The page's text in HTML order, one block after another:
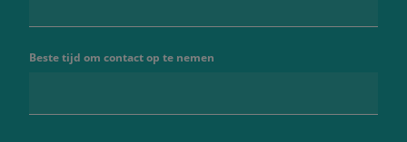
Beste tijd om contact op te nemen